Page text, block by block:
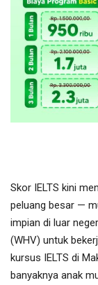
Skor IELTS kini
peluang besar —
impian di luar
(WHV) untuk
kursus IELTS di
banyaknya anak